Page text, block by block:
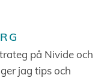
på Nivide och
jag tips och